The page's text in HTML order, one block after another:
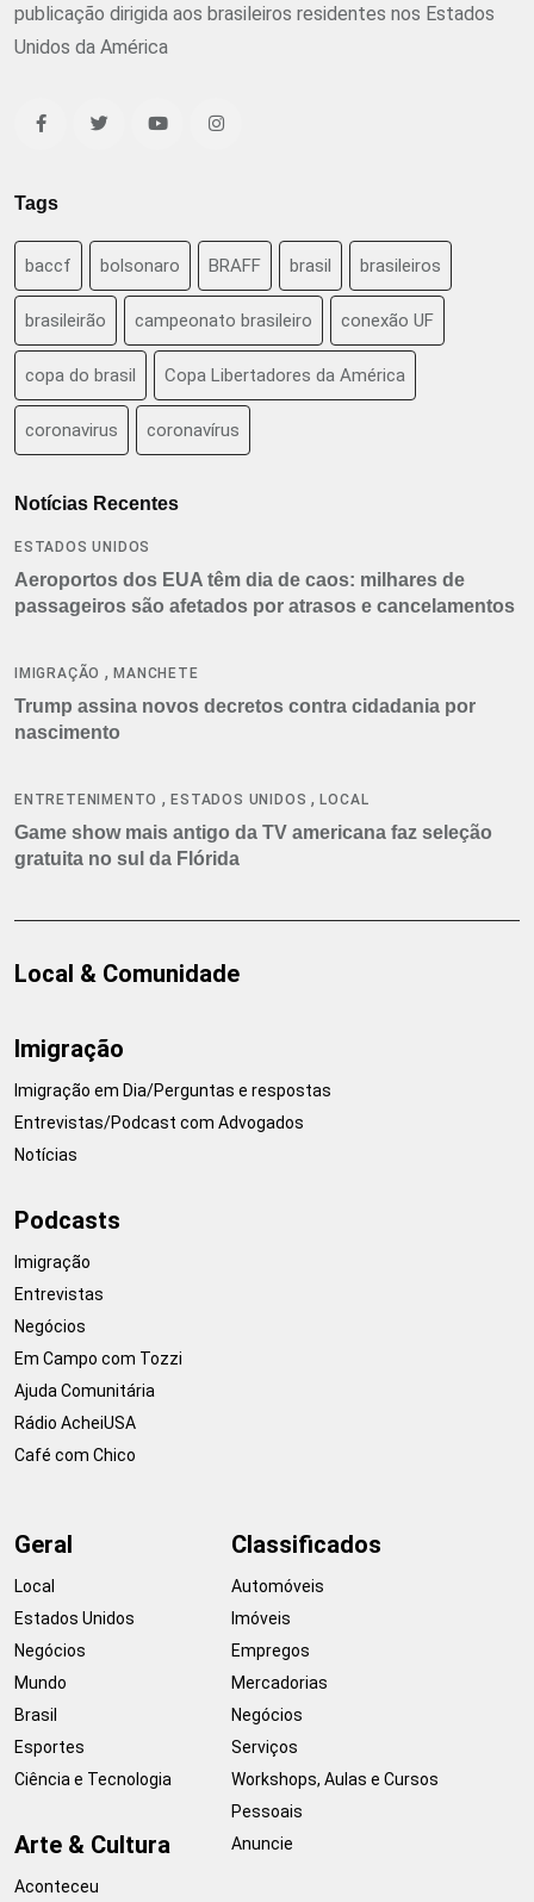
publicação dirigida aos brasileiros residentes nos Estados
Unidos da América
Tags
baccf bolsonaro BRAFF brasil brasileiros
brasileirão campeonato brasileiro conexão UF
copa do brasil Copa Libertadores da América
coronavirus coronavírus
Notícias Recentes
ESTADOS UNIDOS
Aeroportos dos EUA têm dia de caos: milhares de
passageiros são afetados por atrasos e cancelamentos
IMIGRAÇÃO ,MANCHETE
Trump assina novos decretos contra cidadania por
nascimento
ENTRETENIMENTO ,ESTADOS UNIDOS ,LOCAL
Game show mais antigo da TV americana faz seleção
gratuita no sul da Flórida
Local & Comunidade
Imigração
Imigração em Dia/Perguntas e respostas
Entrevistas/Podcast com Advogados
Notícias
Podcasts
Imigração
Entrevistas
Negócios
Em Campo com Tozzi
Ajuda Comunitária
Rádio AcheiUSA
Café com Chico
Geral
Local
Estados Unidos
Negócios
Mundo
Brasil
Esportes
Ciência e Tecnologia
Arte & Cultura
Aconteceu
Classificados
Automóveis
Imóveis
Empregos
Mercadorias
Negócios
Serviços
Workshops, Aulas e Cursos
Pessoais
Anuncie